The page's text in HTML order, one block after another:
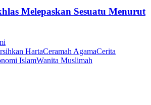
Melepaskan Sesuatu Menurut
HartaCeramah AgamaCerita
IslamWanita Muslimah